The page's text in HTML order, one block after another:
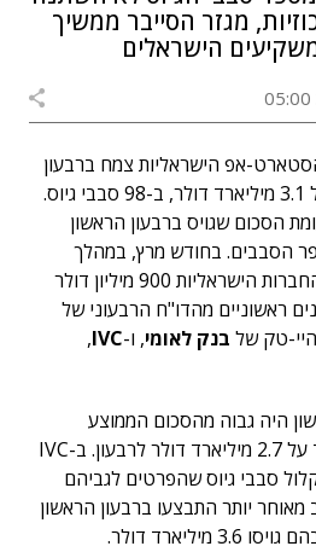
מגזר הסייבר ממשיך
הישראלים
אפ הישראליות צמח ברבעון
הראשון של השנה ועמד על 3.1 מיליארד דולר, ב-98 סבבי גיוס.
בזינוק של 34% לעומת הסכום שגויס ברבעון הראשון
הסבבים. בחודש מרץ, במהלך
המלחמה עם איראן, גייסו החברות הישראליות 900 מיליון דולר
טק של בנק לאומי, ו-IVC
,
היה גבוה מהסכום הממוצע
בשנתיים האחרונות, שעמד על 2.7 מיליארד דולר לרבעון. ב-IVC
סבבי גיוס שהפרטים לגביהם
מאוחר יותר התבצעו ברבעון הראשון